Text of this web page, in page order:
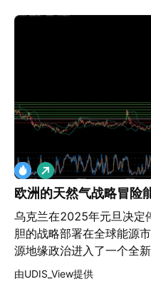
为全球液化天然气（LNG
弱性。尽管伊朗拥有全球
生产国，但国际制裁和高
能力，使其有限的出口量
对俄罗斯管道天然气依赖
口，其能源安全与中东供
若冲突持续，特别是延续
要大量LNG以满足储备目
能显著推高天然气价格。
也吸引了市场投机行为，
供需动态，为当前市场估
价。 中东基础设施威胁、
球LNG供应的结构性依赖
场。天然气价格的走势与
升级的情景下，价格可能
格则可能迅速回落。要在
欧洲的天然气战略冒险
乌克兰在2025年元旦决定
胆的战略部署在全球能源
源地缘政治进入了一个全
挑战了数十年的传统供应
做
多
由UDIS_View提供